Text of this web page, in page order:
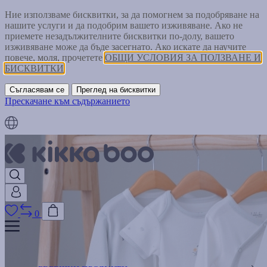
Ние използваме бисквитки, за да помогнем за подобряване на
нашите услуги и да подобрим вашето изживяване. Ако не
приемете незадължителните бисквитки по-долу, вашето
изживяване може да бъде засегнато. Ако искате да научите
повече, моля, прочетете ОБЩИ УСЛОВИЯ ЗА ПОЛЗВАНЕ И
БИСКВИТКИ
Съгласявам се Преглед на бисквитки
Прескачане към съдържанието
0